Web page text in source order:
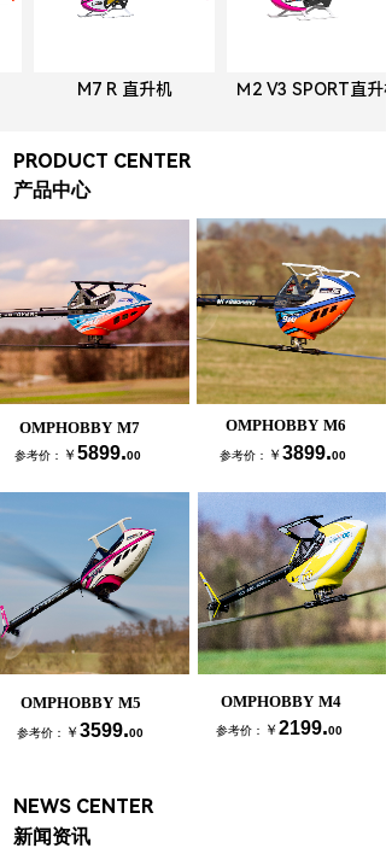
M7 R 直升机 Ｍ2 V3 SPORT直升机
PRODUCT CENTER
产品中心
OMPHOBBY M5
OMPHOBBY M6
参考价： ￥ 3899.00
OMPHOBBY M4
参考价： ￥ 2199.00
参考价： ￥ 3599.00
参考价： ￥ 5899.00
OMPHOBBY M7
NEWS CENTER
新闻资讯